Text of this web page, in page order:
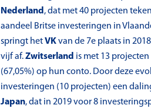
Nederland , dat met 40 projecten
aandeel Britse investeringen in
springt hetVKvan de 7e plaats in
vijf af.Zwitserland is met 13
(67,05%) op hun conto. Door deze
investeringen (10 projecten) een
Japan, dat in 2019 voor 8